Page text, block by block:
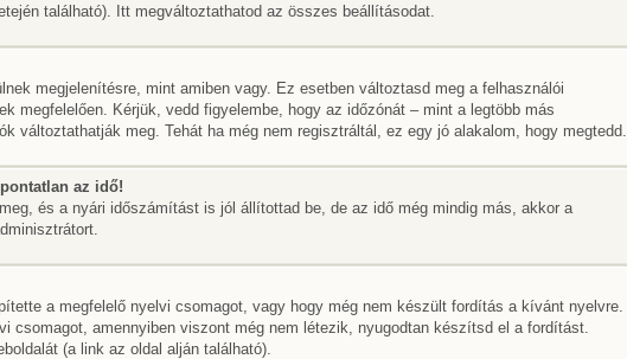
található). Itt megváltoztathatod az összes beállításodat.
megjelenítésre, mint amiben vagy. Ez esetben változtasd meg a felhasználói
megfelelően. Kérjük, vedd figyelembe, hogy az időzónát – mint a legtöbb más
változtathatják meg. Tehát ha még nem regisztráltál, ez egy jó alakalom, hogy megtedd.
az idő!
és a nyári időszámítást is jól állítottad be, de az idő még mindig más, akkor a
a megfelelő nyelvi csomagot, vagy hogy még nem készült fordítás a kívánt nyelvre.
csomagot, amennyiben viszont még nem létezik, nyugodtan készítsd el a fordítást.
(a link az oldal alján található).